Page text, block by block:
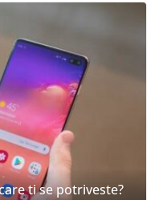
ti se potriveste?